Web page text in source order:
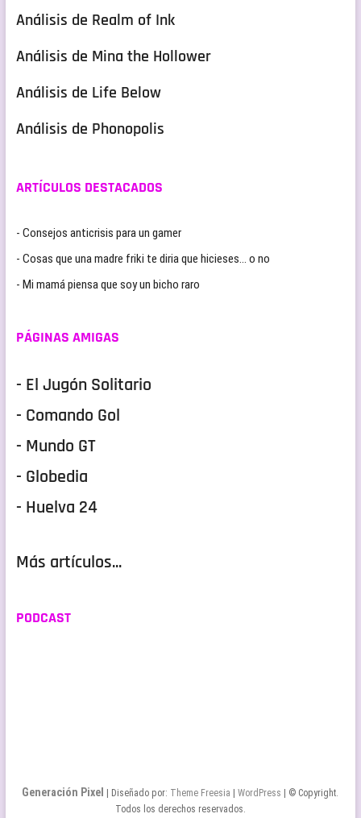
Análisis de Realm of Ink
Análisis de Mina the Hollower
Análisis de Life Below
Análisis de Phonopolis
ARTÍCULOS DESTACADOS
- Consejos anticrisis para un gamer
- Cosas que una madre friki te diria que hicieses… o no
- Mi mamá piensa que soy un bicho raro
PÁGINAS AMIGAS
- El Jugón Solitario
- Comando Gol
- Mundo GT
- Globedia
- Huelva 24
Más artículos...
PODCAST
Generación Pixel | Diseñado por: Theme Freesia |WordPress | © Copyright.
Todos los derechos reservados.